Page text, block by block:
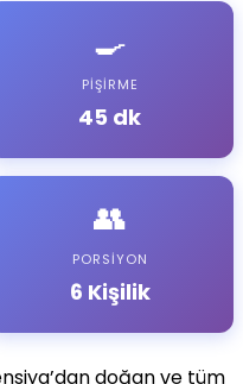
🍳
PIŞIRME
45 dk
👥
PORSIYON
6 Kişilik
doğan ve tüm